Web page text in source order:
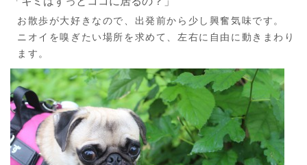
お散歩が大好きなので、出発前から少し興奮気味です。
ニオイを嗅ぎたい場所を求めて、左右に自由に動きまわり
ます。